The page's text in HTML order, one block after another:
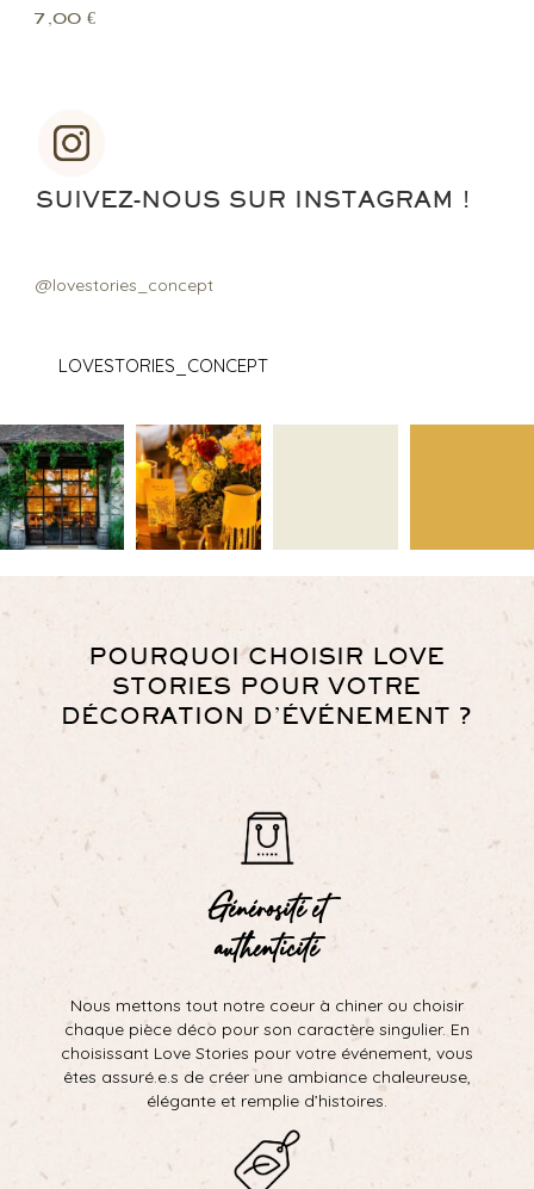
7,00 €
SUIVEZ-NOUS SUR INSTAGRAM !
@lovestories_concept
LOVESTORIES_CONCEPT
POURQUOI CHOISIR LOVE
STORIES POUR VOTRE
DÉCORATION D’ÉVÉNEMENT ?
Générosité et
authenticité
Nous mettons tout notre coeur à chiner ou choisir
chaque pièce déco pour son caractère singulier. En
choisissant Love Stories pour votre événement, vous
êtes assuré.e.s de créer une ambiance chaleureuse,
élégante et remplie d’histoires.